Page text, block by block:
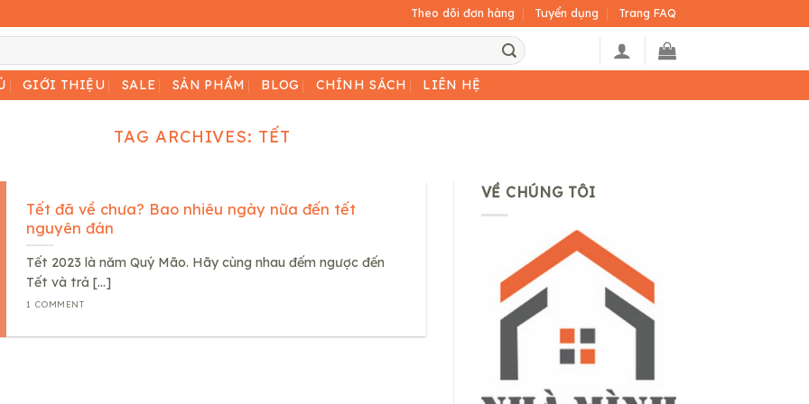
Theo dõi đơn hàng Tuyển dụng Trang FAQ
GIỚI THIỆU SALE SẢN PHẨM BLOG CHÍNH SÁCH LIÊN HỆ
TAG ARCHIVES: TẾT
Tết đã về chưa? Bao nhiêu ngày nữa đến tết
nguyên đán
Tết 2023 là năm Quý Mão. Hãy cùng nhau đếm ngược đến
Tết và trả [...]
1 COMMENT
VỀ CHÚNG TÔI